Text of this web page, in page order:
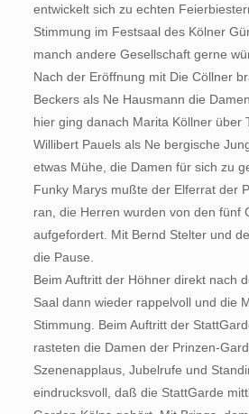
entwickelt sich zu echten
Stimmung im Festsaal des Kölner
manch andere Gesellschaft gerne
Nach der Eröffnung mit Die Cöllner
Beckers als Ne Hausmann die
hier ging danach Marita Köllner über
Willibert Pauels als Ne bergische
etwas Mühe, die Damen für sich zu
Funky Marys mußte der Elferrat der
ran, die Herren wurden von den fünf
aufgefordert. Mit Bernd Stelter und
die Pause.
Beim Auftritt der Höhner direkt nach
Saal dann wieder rappelvoll und die
Stimmung. Beim Auftritt der
rasteten die Damen der Prinzen-
Szenenapplaus, Jubelrufe und
eindrucksvoll, daß die StattGarde